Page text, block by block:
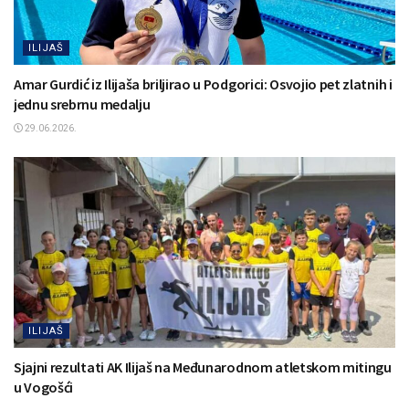
ILIJAŠ
Amar Gurdić iz Ilijaša briljirao u Podgorici: Osvojio pet zlatnih i
jednu srebrnu medalju
29.06.2026.
ILIJAŠ
Sjajni rezultati AK Ilijaš na Međunarodnom atletskom mitingu
u Vogošći